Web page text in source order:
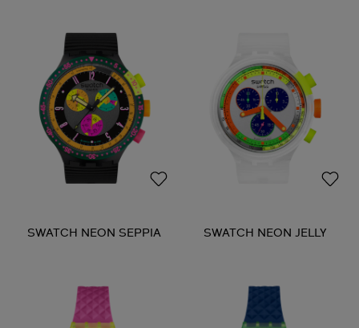
SWATCH NEON SEPPIA SWATCH NEON JELLY